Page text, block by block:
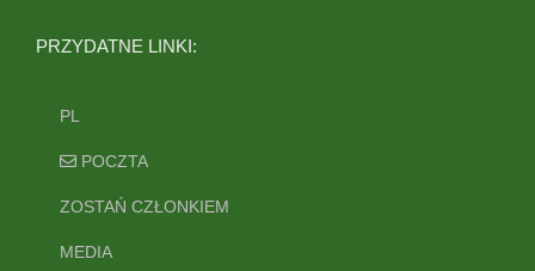
PRZYDATNE LINKI:
PL
POCZTA
ZOSTAŃ CZŁONKIEM
MEDIA